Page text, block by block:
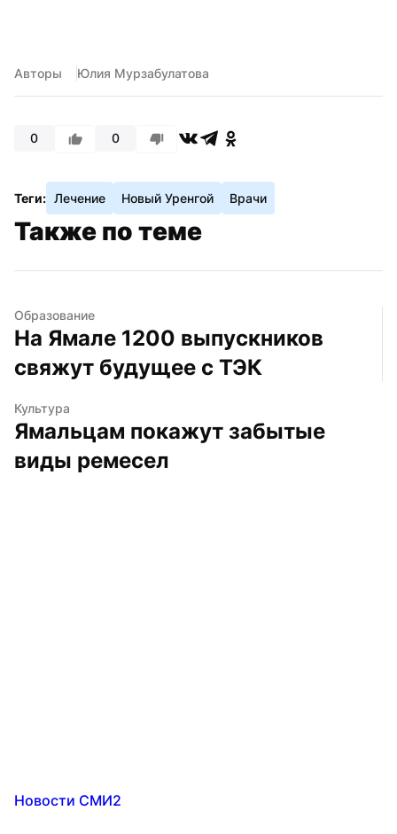
Авторы Юлия Мурзабулатова
0 0
Теги: Лечение Новый Уренгой Врачи
Также по теме
Образование
На Ямале 1200 выпускников
свяжут будущее с ТЭК
Культура
Ямальцам покажут забытые
виды ремесел
Новости СМИ2